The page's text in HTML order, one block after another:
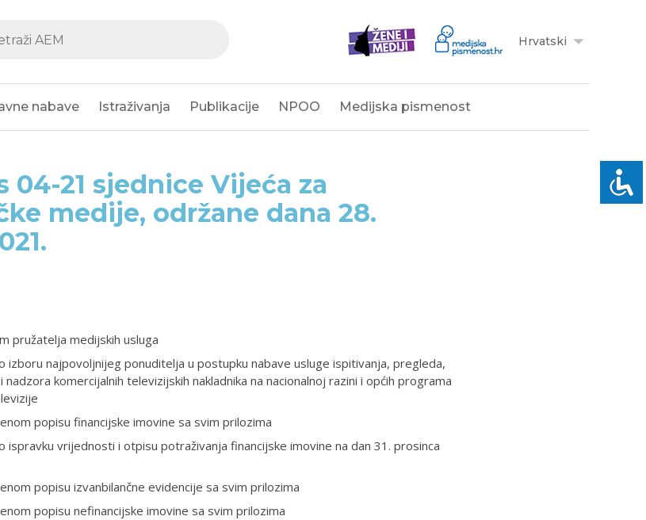
Hrvatski
nabave Istraživanja Publikacije NPOO Medijska pismenost
04-21 sjednice Vijeća za
medije, održane dana 28.
pružatelja medijskih usluga
izboru najpovoljnijeg ponuditelja u postupku nabave usluge ispitivanja, pregleda,
nadzora komercijalnih televizijskih nakladnika na nacionalnoj razini i općih programa
popisu financijske imovine sa svim prilozima
ispravku vrijednosti i otpisu potraživanja financijske imovine na dan 31. prosinca
popisu izvanbilančne evidencije sa svim prilozima
popisu nefinancijske imovine sa svim prilozima